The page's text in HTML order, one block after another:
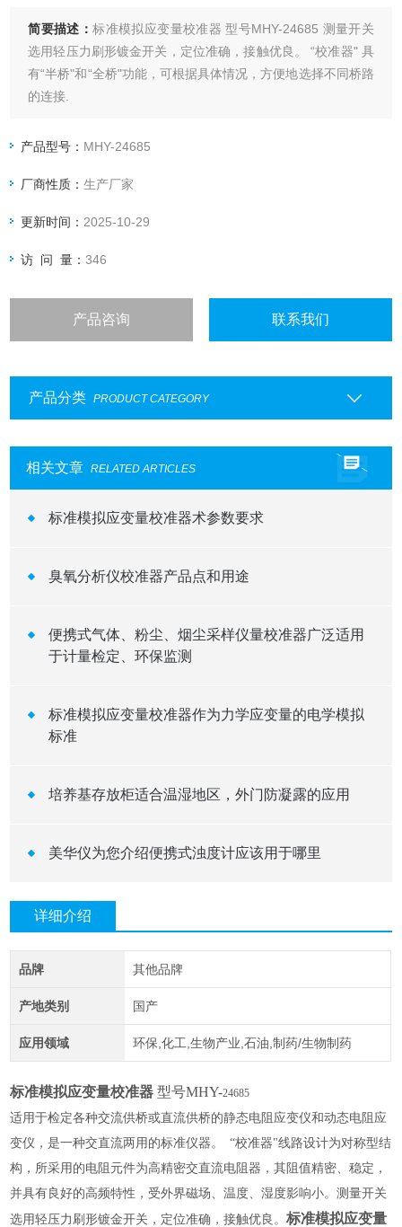
简要描述：标准模拟应变量校准器 型号MHY-24685 测量开关
选用轻压力刷形镀金开关，定位准确，接触优良。 “校准器" 具
有“半桥"和“全桥"功能，可根据具体情况，方便地选择不同桥路
的连接.
产品型号： MHY-24685
厂商性质：生产厂家
更新时间： 2025-10-29
访 问 量：346
产品咨询 联系我们
产品分类 PRODUCT CATEGORY
相关文章 RELATED ARTICLES
标准模拟应变量校准器术参数要求
臭氧分析仪校准器产品点和用途
便携式气体、粉尘、烟尘采样仪量校准器广泛适用
于计量检定、环保监测
标准模拟应变量校准器作为力学应变量的电学模拟
标准
培养基存放柜适合温湿地区，外门防凝露的应用
美华仪为您介绍便携式浊度计应该用于哪里
详细介绍
品牌 其他品牌
产地类别 国产
应用领域 环保,化工,生物产业,石油,制药/生物制药
标准模拟应变量校准器 型号MHY-24685
适用于检定各种交流供桥或直流供桥的静态电阻应变仪和动态电阻应
变仪，是一种交直流两用的标准仪器。
“校准器"线路设计为对称型结
构，所采用的电阻元件为高精密交直流电阻器，其阻值精密、稳定，
并具有良好的高频特性，受外界磁场、温度、湿度影响小。测量开关
选用轻压力刷形镀金开关，定位准确，接触优良。标准模拟应变量